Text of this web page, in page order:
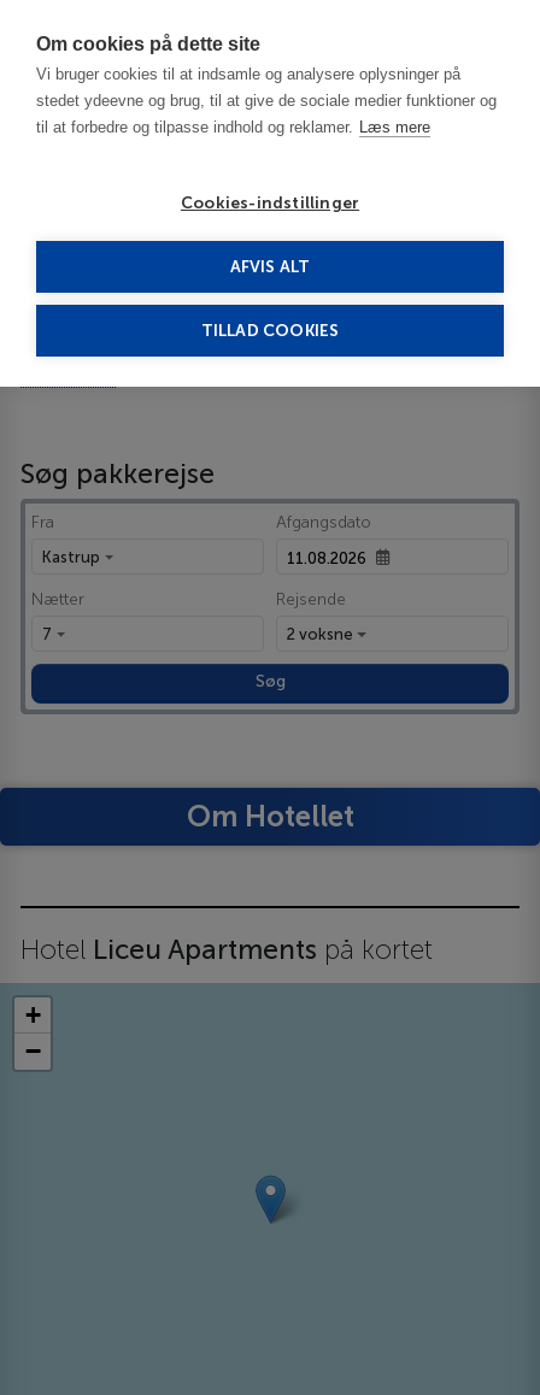
Om cookies på dette site
Vi bruger cookies til at indsamle og analysere oplysninger på
stedet ydeevne og brug, til at give de sociale medier funktioner og
til at forbedre og tilpasse indhold og reklamer. Læs mere
Cookies-indstillinger
AFVIS ALT
TILLAD COOKIES
Barcelona Liceu Apartments Lejligheder
Liceu Apartments Lejligheder
Søg pakkerejse
Fra
Kastrup
Afgangsdato
Nætter
7
Rejsende
2 voksne
Søg
Om Hotellet
Hotel Liceu Apartments på kortet
+
−